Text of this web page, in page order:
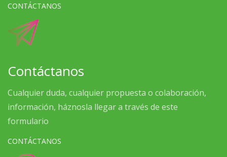
CONTÁCTANOS
Contáctanos
Cualquier duda, cualquier propuesta o colaboración,
información, háznosla llegar a través de este
formulario
CONTÁCTANOS